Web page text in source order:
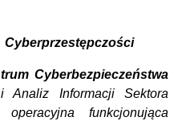
Cyberbezpieczeństwa
Informacji Sektora
funkcjonująca